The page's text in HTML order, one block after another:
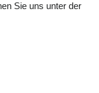
Sie uns unter der